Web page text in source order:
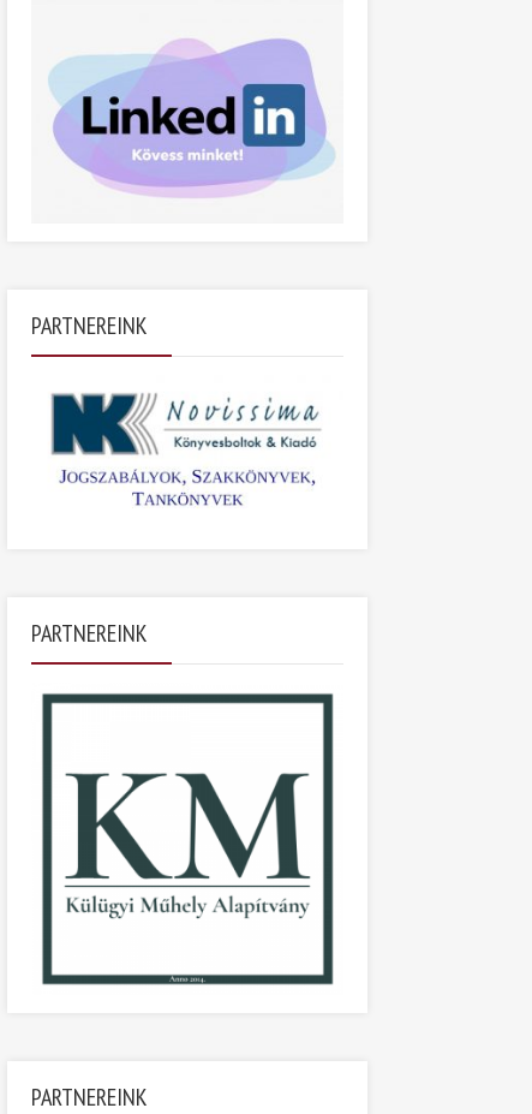
PARTNEREINK
PARTNEREINK
PARTNEREINK